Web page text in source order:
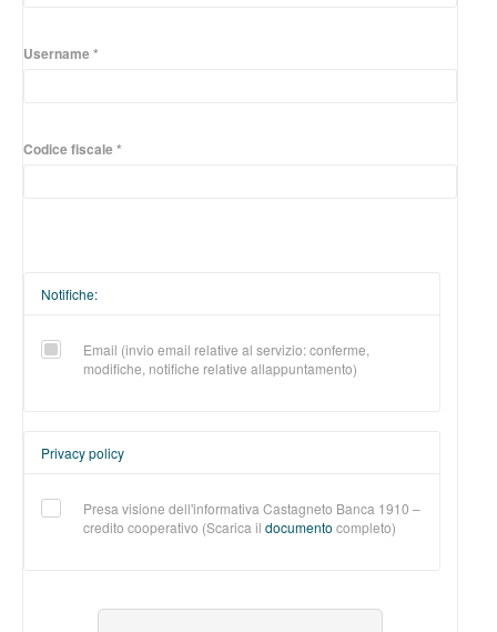
Username *
Codice fiscale *
Notifiche:
Email (invio email relative al servizio: conferme,
modifiche, notifiche relative allappuntamento)
Privacy policy
Presa visione dell'informativa Castagneto Banca 1910 –
credito cooperativo (Scarica il documento completo)